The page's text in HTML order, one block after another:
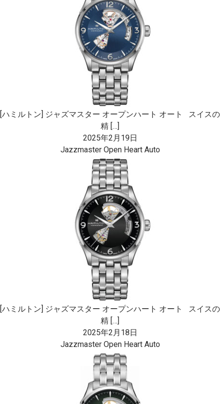
[ハミルトン] ジャズマスター オープンハート オート スイスの
精 […]
2025年2月19日
Jazzmaster Open Heart Auto
[ハミルトン] ジャズマスター オープンハート オート スイスの
精 […]
2025年2月18日
Jazzmaster Open Heart Auto